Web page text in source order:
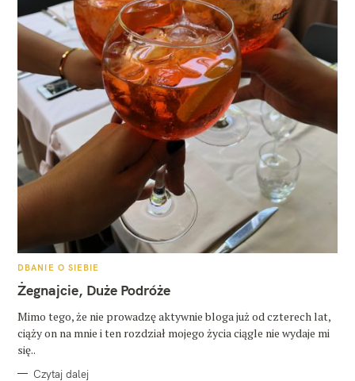
K
T
E
O
R
I
DBANIE O SIEBIE
Żegnajcie, Duże Podróże
Mimo tego, że nie prowadzę aktywnie bloga już od czterech lat,
ciąży on na mnie i ten rozdział mojego życia ciągle nie wydaje mi
się..
Czytaj dalej